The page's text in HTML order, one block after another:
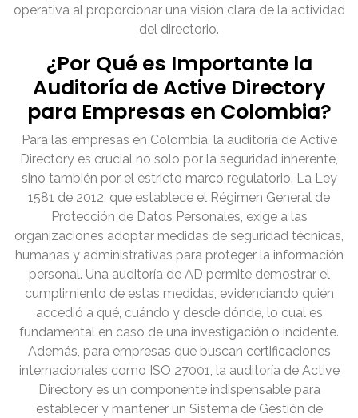
operativa al proporcionar una visión clara de la actividad
del directorio.
¿Por Qué es Importante la
Auditoría de Active Directory
para Empresas en Colombia?
Para las empresas en Colombia, la auditoría de Active
Directory es crucial no solo por la seguridad inherente,
sino también por el estricto marco regulatorio. La Ley
1581 de 2012, que establece el Régimen General de
Protección de Datos Personales, exige a las
organizaciones adoptar medidas de seguridad técnicas,
humanas y administrativas para proteger la información
personal. Una auditoría de AD permite demostrar el
cumplimiento de estas medidas, evidenciando quién
accedió a qué, cuándo y desde dónde, lo cual es
fundamental en caso de una investigación o incidente.
Además, para empresas que buscan certificaciones
internacionales como ISO 27001, la auditoría de Active
Directory es un componente indispensable para
establecer y mantener un Sistema de Gestión de